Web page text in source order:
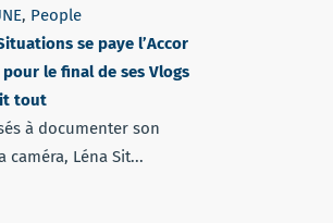
, People
se paye l’Accor
pour le final de ses Vlogs
tout
à documenter son
Léna Sit...